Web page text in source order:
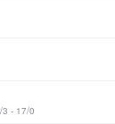
- 17/0